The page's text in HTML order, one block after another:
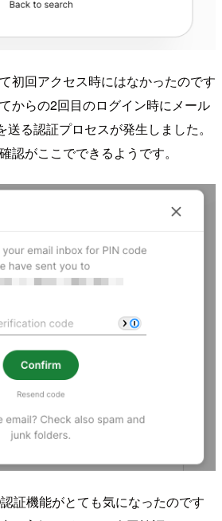
初回アクセス時にはなかったのです
からの2回目のログイン時にメール
る認証プロセスが発生しました。
認がここでできるようです。
証機能がとても気になったのです